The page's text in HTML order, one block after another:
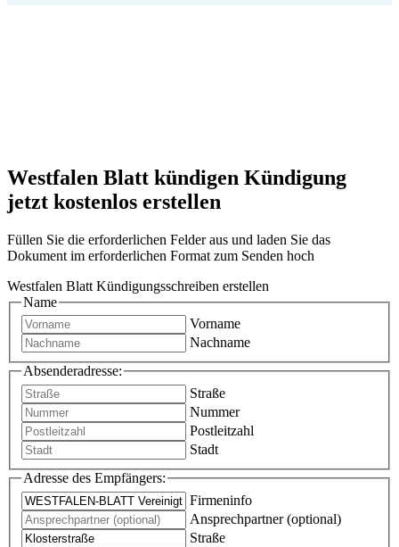
Westfalen Blatt kündigen Kündigung
jetzt kostenlos erstellen
Füllen Sie die erforderlichen Felder aus und laden Sie das
Dokument im erforderlichen Format zum Senden hoch
Westfalen Blatt Kündigungsschreiben erstellen
Name
Vorname
Nachname
Absenderadresse:
Straße
Nummer
Postleitzahl
Stadt
Adresse des Empfängers:
Firmeninfo
Ansprechpartner (optional)
Straße